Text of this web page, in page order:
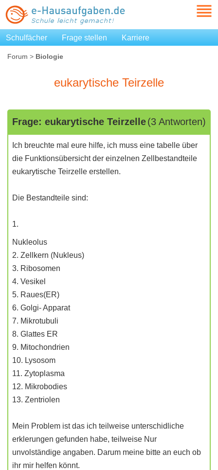
Schulfächer Frage stellen Karriere
Forum > Biologie
eukarytische Teirzelle
Frage: eukarytische Teirzelle(3 Antworten)
Ich breuchte mal eure hilfe, ich muss eine tabelle über
die Funktionsübersicht der einzelnen Zellbestandteile
eukarytische Teirzelle erstellen.
Die Bestandteile sind:
1.
Nukleolus
2. Zellkern (Nukleus)
3. Ribosomen
4. Vesikel
5. Raues(ER)
6. Golgi- Apparat
7. Mikrotubuli
8. Glattes ER
9. Mitochondrien
10. Lysosom
11. Zytoplasma
12. Mikrobodies
13. Zentriolen
Mein Problem ist das ich teilweise unterschidliche
erklerungen gefunden habe, teilweise Nur
unvolständige angaben. Darum meine bitte an euch ob
ihr mir helfen könnt.